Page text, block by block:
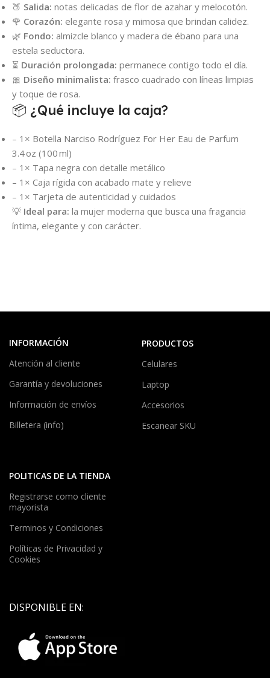
🍑 Salida: notas delicadas de flor de azahar y melocotón.
🌹 Corazón: elegante rosa y mimosa que brindan calidez.
🌿 Fondo: almizcle blanco y madera de ébano para una
estela seductora.
⏳ Duración prolongada: permanece contigo todo el día.
🎀 Diseño minimalista: frasco cuadrado con líneas limpias
y toque de rosa.
📦 ¿Qué incluye la caja?
– 1× Botella Narciso Rodríguez For Her Eau de Parfum
3.4 oz (100 ml)
– 1× Tapa negra con detalle metálico
– 1× Caja rígida con acabado mate y relieve
– 1× Tarjeta de autenticidad y cuidados
💡 Ideal para: la mujer moderna que busca una fragancia
íntima, elegante y con carácter.
INFORMACIÓN
Atención al cliente
Garantía y devoluciones
Información de envíos
Billetera (info)
PRODUCTOS
Celulares
Laptop
Accesorios
Escanear SKU
POLITICAS DE LA TIENDA
Registrarse como cliente
mayorista
Terminos y Condiciones
Políticas de Privacidad y
Cookies
DISPONIBLE EN: